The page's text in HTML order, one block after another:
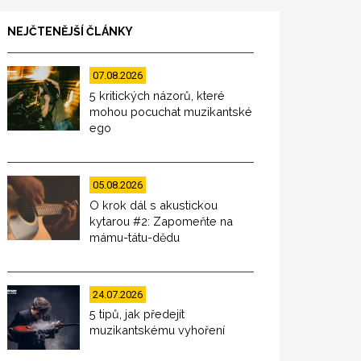
NEJČTENĚJŠÍ ČLÁNKY
07.08.2026
5 kritických názorů, které
mohou pocuchat muzikantské
ego
05.08.2026
O krok dál s akustickou
kytarou #2: Zapomeňte na
mámu-tátu-dědu
24.07.2026
5 tipů, jak předejít
muzikantskému vyhoření